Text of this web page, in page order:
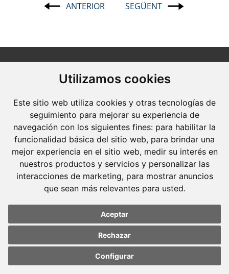
Utilizamos cookies
Este sitio web utiliza cookies y otras tecnologías de
seguimiento para mejorar su experiencia de
navegación con los siguientes fines: para habilitar la
funcionalidad básica del sitio web, para brindar una
mejor experiencia en el sitio web, medir su interés en
nuestros productos y servicios y personalizar las
interacciones de marketing, para mostrar anuncios
que sean más relevantes para usted.
Aceptar
Rechazar
Configurar
preferences
preferences
Navegació
ANTERIOR SEGÜENT
Molins Defensa Penal
és una boutique de Dret Penal amb dedicació
exclusiva.
Barcelona
Avda. Diagonal, 399 Planta 1
08008 Barcelona
Fax. +34 934 160 693
Madrid
José Abascal, 56 Planta 6